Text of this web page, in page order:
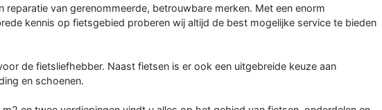
reparatie van gerenommeerde, betrouwbare merken. Met een enorm
kennis op fietsgebied proberen wij altijd de best mogelijke service te bieden
de fietsliefhebber. Naast fietsen is er ook een uitgebreide keuze aan
en schoenen.